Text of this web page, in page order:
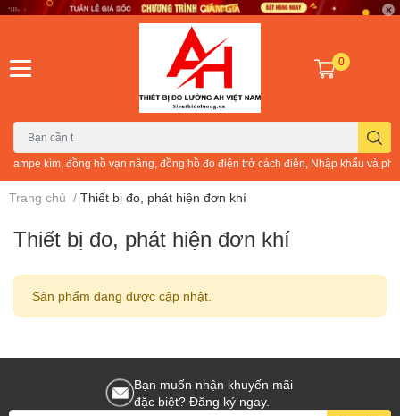
ampe kìm, đồng hồ vạn năng, đồng hồ đo điện trở cách điện, Nhập khẩu và
0
Trang chủ / Thiết bị đo, phát hiện đơn khí
Thiết bị đo, phát hiện đơn khí
Sản phẩm đang được cập nhật.
Bạn muốn nhận khuyến mãi
đặc biệt? Đăng ký ngay.